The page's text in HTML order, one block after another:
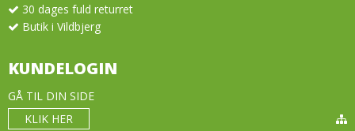
30 dages fuld returret
Butik i Vildbjerg
KUNDELOGIN
GÅ TIL DIN SIDE
KLIK HER